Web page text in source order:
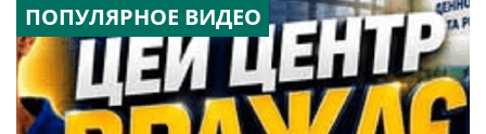
ПОПУЛЯРНОЕ ВИДЕО